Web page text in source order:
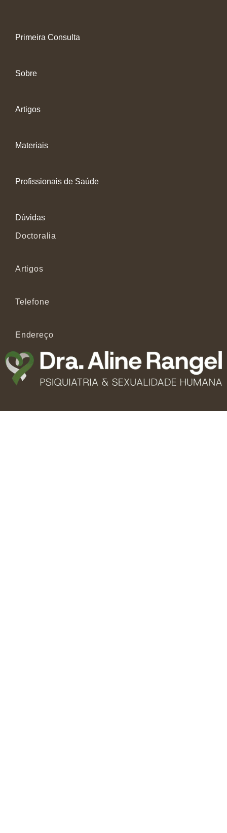
Primeira Consulta
Sobre
Artigos
Materiais
Profissionais de Saúde
Dúvidas
Doctoralia
Artigos
Telefone
Endereço